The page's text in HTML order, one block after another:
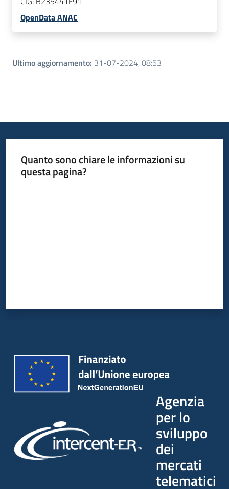
OpenData ANAC
Ultimo aggiornamento: 31-07-2024, 08:53
Quanto sono chiare le informazioni su
questa pagina?
Agenzia
per lo
sviluppo
dei
mercati
telematici